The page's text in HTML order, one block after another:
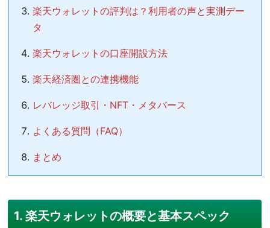
楽天ウォレットの評判は？利用者の声と実測デー
タ
楽天ウォレットの口座開設方法
楽天経済圏との連携機能
レバレッジ取引・NFT・メタバース
よくある質問（FAQ）
まとめ
1. 楽天ウォレットの概要と基本スペック